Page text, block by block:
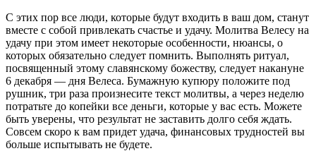
С этих пор все люди, которые будут входить в ваш дом, станут
вместе с собой привлекать счастье и удачу. Молитва Велесу на
удачу при этом имеет некоторые особенности, нюансы, о
которых обязательно следует помнить. Выполнять ритуал,
посвященный этому славянскому божеству, следует накануне
6 декабря — дня Велеса. Бумажную купюру положите под
рушник, три раза произнесите текст молитвы, а через неделю
потратьте до копейки все деньги, которые у вас есть. Можете
быть уверены, что результат не заставить долго себя ждать.
Совсем скоро к вам придет удача, финансовых трудностей вы
больше испытывать не будете.